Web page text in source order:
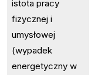
istota pracy
fizycznej i
umysłowej
(wypadek
energetyczny w